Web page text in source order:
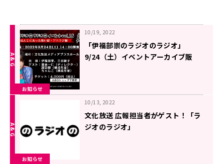
お知らせ
10/19, 2022
「伊福部崇のラジオのラジオ」
9/24（土）イベントアーカイブ販
お知らせ
10/13, 2022
文化放送 広報担当者がゲスト！「ラ
ジオのラジオ」